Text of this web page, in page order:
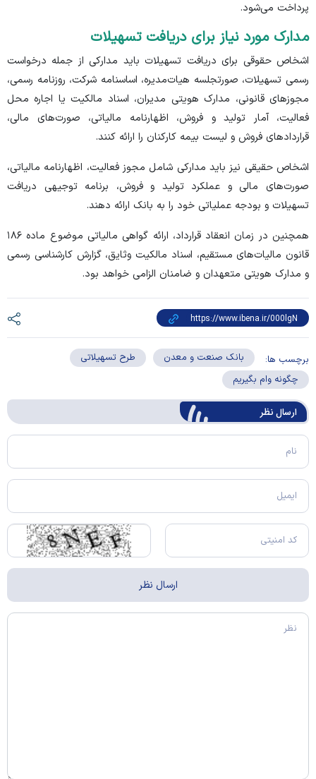
پرداخت می‌شود.
مدارک مورد نیاز برای دریافت تسهیلات
اشخاص حقوقی برای دریافت تسهیلات باید مدارکی از جمله درخواست
رسمی تسهیلات، صورتجلسه هیات‌مدیره، اساسنامه شرکت، روزنامه رسمی،
مجوز‌های قانونی، مدارک هویتی مدیران، اسناد مالکیت یا اجاره محل
فعالیت، آمار تولید و فروش، اظهارنامه مالیاتی، صورت‌های مالی،
قرارداد‌های فروش و لیست بیمه کارکنان را ارائه کنند.
اشخاص حقیقی نیز باید مدارکی شامل مجوز فعالیت، اظهارنامه مالیاتی،
صورت‌های مالی و عملکرد تولید و فروش، برنامه توجیهی دریافت
تسهیلات و بودجه عملیاتی خود را به بانک ارائه دهند.
همچنین در زمان انعقاد قرارداد، ارائه گواهی مالیاتی موضوع ماده ۱۸۶
قانون مالیات‌های مستقیم، اسناد مالکیت وثایق، گزارش کارشناسی رسمی
و مدارک هویتی متعهدان و ضامنان الزامی خواهد بود.
برچسب ها: بانک صنعت و معدن
طرح تسهیلاتی
چگونه وام بگیریم
ارسال‌ نظر